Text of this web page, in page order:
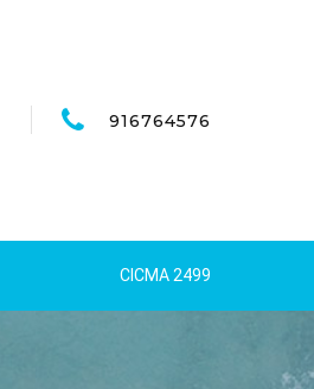
916764576
CICMA 2499